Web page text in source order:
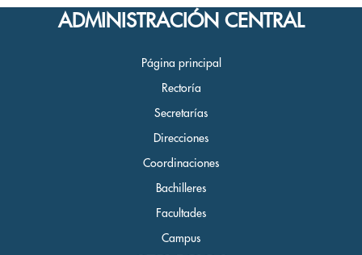
ADMINISTRACIÓN CENTRAL
Página principal
Rectoría
Secretarías
Direcciones
Coordinaciones
Bachilleres
Facultades
Campus